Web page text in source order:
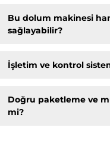
Bu dolum makinesi
sağlayabilir?
İşletim ve kontrol
Doğru paketleme ve
mi?